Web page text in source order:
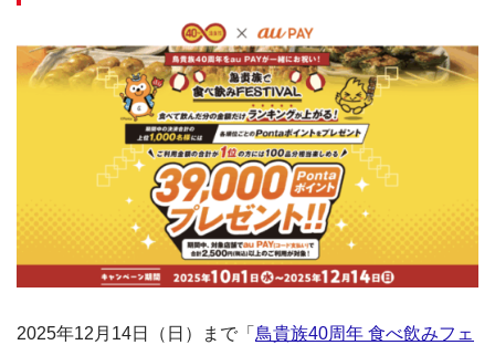
2025年12月14日（日）まで「 鳥貴族40周年 食べ飲みフェ